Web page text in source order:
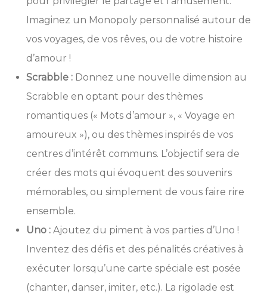
Imaginez un Monopoly personnalisé autour de
vos voyages, de vos rêves, ou de votre histoire
d’amour !
Scrabble : Donnez une nouvelle dimension au
Scrabble en optant pour des thèmes
romantiques (« Mots d’amour », « Voyage en
amoureux »), ou des thèmes inspirés de vos
centres d’intérêt communs. L’objectif sera de
créer des mots qui évoquent des souvenirs
mémorables, ou simplement de vous faire rire
ensemble.
Uno : Ajoutez du piment à vos parties d’Uno !
Inventez des défis et des pénalités créatives à
exécuter lorsqu’une carte spéciale est posée
(chanter, danser, imiter, etc.). La rigolade est